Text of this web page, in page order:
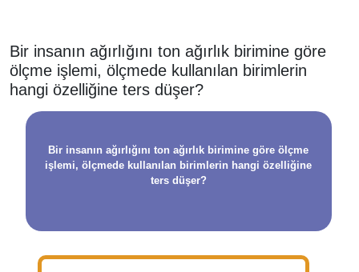
Bir insanın ağırlığını ton ağırlık birimine göre
ölçme işlemi, ölçmede kullanılan birimlerin
hangi özelliğine ters düşer?
Bir insanın ağırlığını ton ağırlık birimine göre ölçme
işlemi, ölçmede kullanılan birimlerin hangi özelliğine
ters düşer?